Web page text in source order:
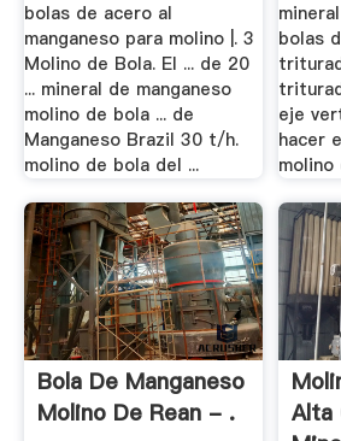
bolas de acero al
manganeso para molino |. 3
Molino de Bola. El ... de 20
... mineral de manganeso
molino de bola ... de
Manganeso Brazil 30 t/h.
molino de bola del ...
bolas
eje
hacer
molino
Bola De Manganeso
Molino De Rean - .
Alta